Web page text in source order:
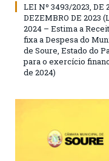
LEI Nº 3493/2023, DE
DEZEMBRO DE 2023
2024 – Estima a
fixa a Despesa do
de Soure, Estado do
para o exercício
de 2024)